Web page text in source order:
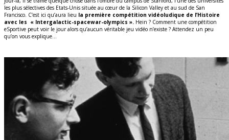
les plus sélectives des Etats-Unis située au cœur de la Silicon Valley et au sud de San
Francisco. C’est ici qu’aura lieu la première compétition vidéoludique de l’Histoire
avec les « Intergalactic-spacewar-olympics ». Hein ? Comment une compétition
eSportive peut voir le jour alors qu’aucun véritable jeu vidéo n’existe ? Attendez un peu
qu’on vous explique…